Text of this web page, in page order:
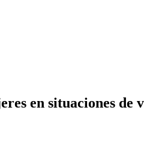
en situaciones